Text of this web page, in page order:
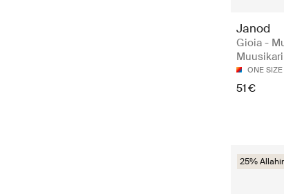
Janod
Gioia -
ONE SIZE
51 €
25%